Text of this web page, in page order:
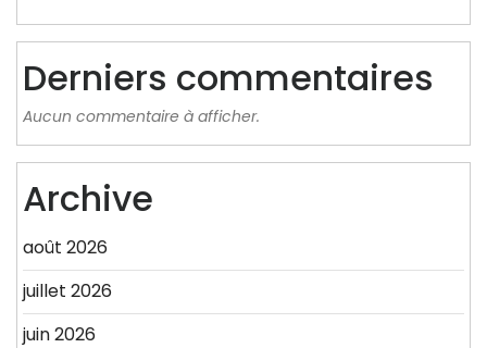
Derniers commentaires
Aucun commentaire à afficher.
Archive
août 2026
juillet 2026
juin 2026